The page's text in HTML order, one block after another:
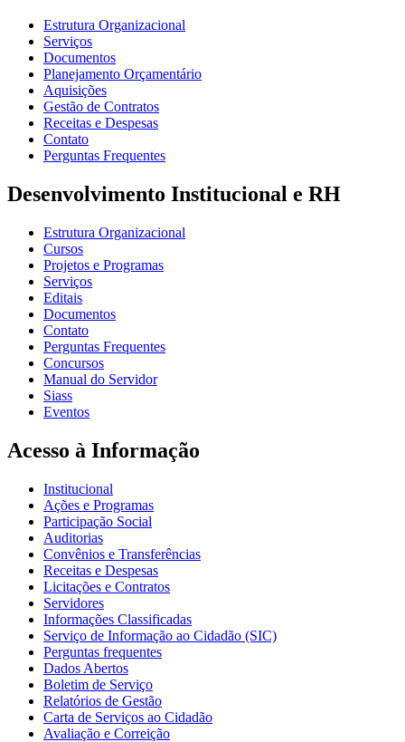
Estrutura Organizacional
Serviços
Documentos
Planejamento Orçamentário
Aquisições
Gestão de Contratos
Receitas e Despesas
Contato
Perguntas Frequentes
Desenvolvimento Institucional e RH
Estrutura Organizacional
Cursos
Projetos e Programas
Serviços
Editais
Documentos
Contato
Perguntas Frequentes
Concursos
Manual do Servidor
Siass
Eventos
Acesso à Informação
Institucional
Ações e Programas
Participação Social
Auditorias
Convênios e Transferências
Receitas e Despesas
Licitações e Contratos
Servidores
Informações Classificadas
Serviço de Informação ao Cidadão (SIC)
Perguntas frequentes
Dados Abertos
Boletim de Serviço
Relatórios de Gestão
Carta de Serviços ao Cidadão
Avaliação e Correição